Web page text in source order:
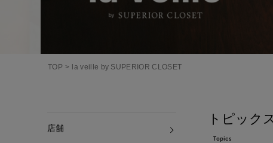
TOP la veille by SUPERIOR CLOSET
トピック
Topics
店舗